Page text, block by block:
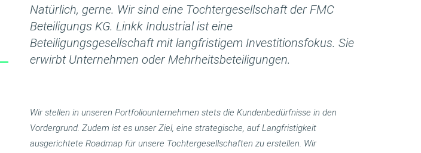
Natürlich, gerne. Wir sind eine Tochtergesellschaft der FMC
Beteiligungs KG. Linkk Industrial ist eine
Beteiligungsgesellschaft mit langfristigem Investitionsfokus. Sie
erwirbt Unternehmen oder Mehrheitsbeteiligungen.
Wir stellen in unseren Portfoliounternehmen stets die Kundenbedürfnisse in den
Vordergrund. Zudem ist es unser Ziel, eine strategische, auf Langfristigkeit
ausgerichtete Roadmap für unsere Tochtergesellschaften zu erstellen. Wir